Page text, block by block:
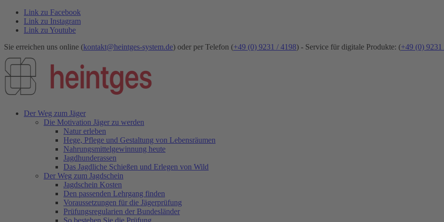
Link zu Facebook
Link zu Instagram
Link zu Youtube
Sie erreichen uns online (kontakt@heintges-system.de) oder per Telefon (+49 (0) 9231 / 4198) - Service für digitale Produkte: (+49 (0) 9231
Der Weg zum Jäger
Die Motivation Jäger zu werden
Natur erleben
Hege, Pflege und Gestaltung von Lebensräumen
Nahrungsmittelgewinnung heute
Jagdhunderassen
Das Jagdliche Schießen und Erlegen von Wild
Der Weg zum Jagdschein
Jagdschein Kosten
Den passenden Lehrgang finden
Voraussetzungen für die Jägerprüfung
Prüfungsregularien der Bundesländer
So bestehen Sie die Prüfung